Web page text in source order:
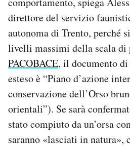
direttore del servizio
autonoma di Trento, perché
livelli massimi della scala di
PACOBACE, il documento
esteso è “Piano d’azione
conservazione dell’Orso
orientali”). Se sarà
stato compiuto da un’orsa
saranno «lasciati in natura»,